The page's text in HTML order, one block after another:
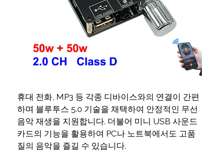
휴대 전화, MP3 등 각종 디바이스와의 연결이 간편
하며 블루투스 5.0 기술을 채택하여 안정적인 무선
음악 재생을 지원합니다. 더불어 미니 USB 사운드
카드의 기능을 활용하여 PC나 노트북에서도 고품
질의 음악을 즐길 수 있습니다.